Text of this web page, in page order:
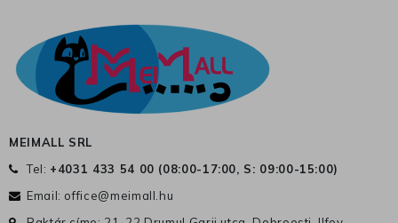
MEIMALL SRL
Tel: +4031 433 54 00 (08:00-17:00, S: 09:00-15:00)
Email: office@meimall.hu